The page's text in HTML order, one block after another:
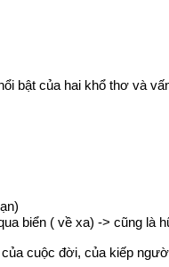
bật của hai khổ thơ và
biển ( về xa) -> cũng là
cuộc đời, của kiếp